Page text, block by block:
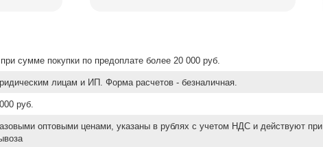
сумме покупки по предоплате более 20 000 руб.
лицам и ИП. Форма расчетов - безналичная.
руб.
оптовыми ценами, указаны в рублях с учетом НДС и действуют при